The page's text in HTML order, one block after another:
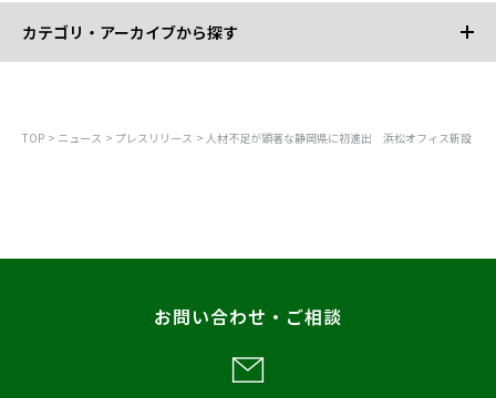
カテゴリ・アーカイブから探す
レポート
TOP ニュース プレスリリース 人材不足が顕著な静岡県に初進出 浜松オフィス新設
お問い合わせ・ご相談